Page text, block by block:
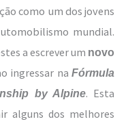
como um dos jovens
mundial.
a escrever um novo
ingressar na Fórmula
by Alpine. Esta
alguns dos melhores